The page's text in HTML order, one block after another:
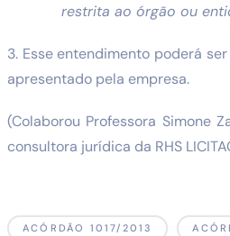
restrita ao órgão ou
3. Esse entendimento poderá
apresentado pela empresa.
(Colaborou Professora Simone
consultora jurídica da RHS
ACÓRDÃO 1017/2013